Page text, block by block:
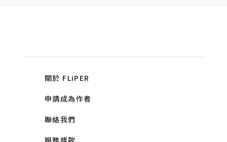
關於 FLiPER
申請成為作者
聯絡我們
服務條款